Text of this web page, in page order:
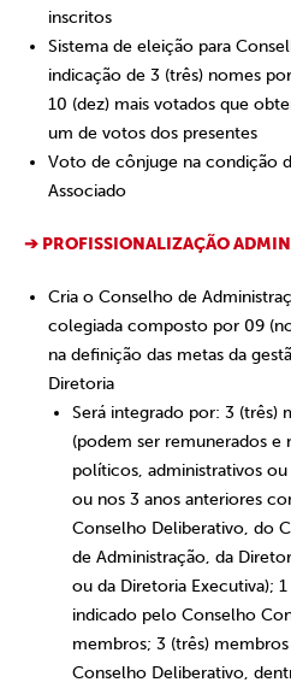
inscritos
Sistema de eleição para
indicação de 3 (três) nomes
10 (dez) mais votados que
um de votos dos presentes
Voto de cônjuge na condição
Associado
➔ PROFISSIONALIZAÇÃO
Cria o Conselho de
colegiada composto por 09
na definição das metas da
Diretoria
Será integrado por: 3 (três)
(podem ser remunerados
políticos, administrativos
ou nos 3 anos anteriores
Conselho Deliberativo, do
de Administração, da
ou da Diretoria Executiva);
indicado pelo Conselho
membros; 3 (três)
Conselho Deliberativo,